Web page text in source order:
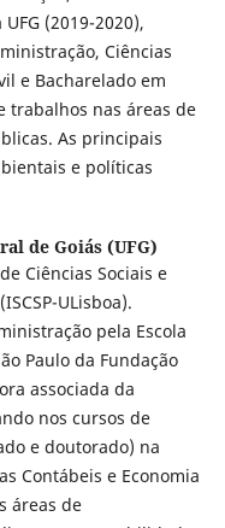
(2019-2020),
Ciências
e Bacharelado em
trabalhos nas áreas de
As principais
e políticas
de Goiás (UFG)
Ciências Sociais e
ULisboa).
pela Escola
Paulo da Fundação
associada da
nos cursos de
e doutorado) na
Contábeis e Economia
áreas de